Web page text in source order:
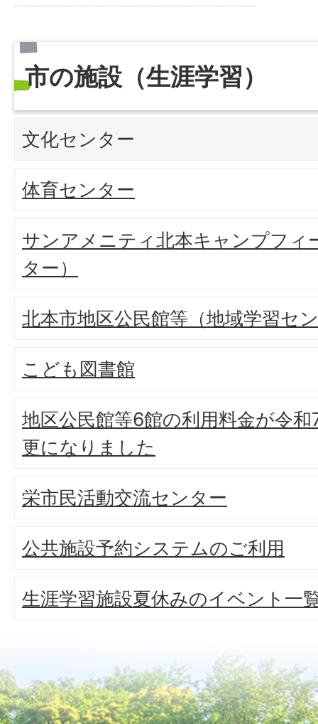
市の施設（生涯学習）
文化センター
体育センター
サンアメニティ北本キャンプフィ
ター）
北本市地区公民館等（地域学習セ
こども図書館
地区公民館等6館の利用料金が令
更になりました
栄市民活動交流センター
公共施設予約システムのご利用
生涯学習施設夏休みのイベント一